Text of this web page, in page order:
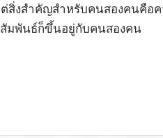
สิ่งสำคัญสำหรับคนสองคนคือค
สัมพันธ์ก็ขึ้นอยู่กับคนสองคน